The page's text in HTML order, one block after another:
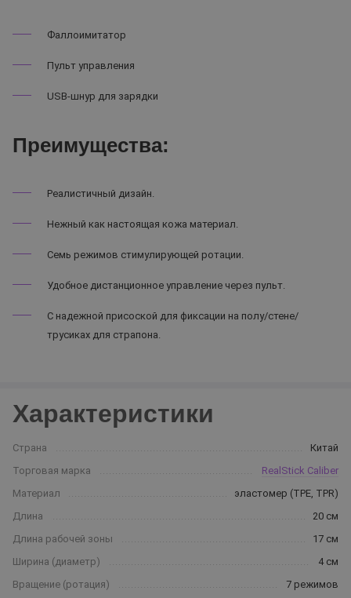
Фаллоимитатор
Пульт управления
USB-шнур для зарядки
Преимущества:
Реалистичный дизайн.
Нежный как настоящая кожа материал.
Семь режимов стимулирующей ротации.
Удобное дистанционное управление через пульт.
С надежной присоской для фиксации на полу/стене/
трусиках для страпона.
Характеристики
Страна
Китай
Торговая марка
RealStick Caliber
Материал
эластомер (TPE, TPR)
Длина
20 см
Длина рабочей зоны
17 см
Ширина (диаметр)
4 см
Вращение (ротация)
7 режимов